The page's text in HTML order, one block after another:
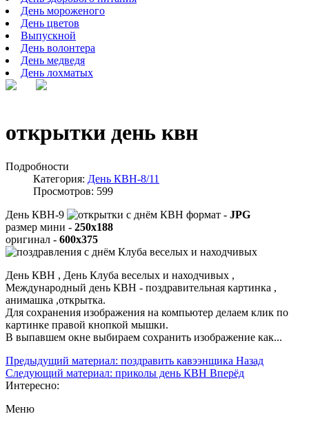
День мороженого
День цветов
Выпускной
День волонтера
День медведя
День лохматых
открытки день квн
Подробности
Категория: День КВН-8/11
Просмотров: 599
День КВН-9
формат - JPG
размер мини - 250x188
оригинал - 600x375
День КВН , День Клуба веселых и находчивых ,
Международный день КВН - поздравительная картинка ,
анимашка ,открытка.
Для сохранения изображения на компьютер делаем клик по
картинке правой кнопкой мышки.
В выпавшем окне выбираем сохранить изображение как...
Предыдущий материал: поздравить кавээнщика Назад
Следующий материал: приколы день КВН Вперёд
Интересно:
Меню